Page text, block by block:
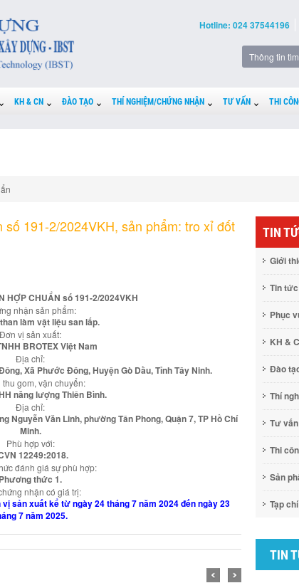
Hotline: 024 37544196
KH & CN ĐÀO TẠO THÍ NGHIỆM/CHỨNG NHẬN TƯ VẤN THI
191-2/2024VKH, sản phẩm: tro xỉ đốt
HỢP CHUẨN số 191-2/2024VKH
nhận sản phẩm:
làm vật liệu san lấp.
Đơn vị sản xuất:
BROTEX Việt Nam
Địa chỉ:
Xã Phước Đông, Huyện Gò Dầu, Tỉnh Tây Ninh.
gom, vận chuyển:
năng lượng Thiên Bình.
Địa chỉ:
Nguyễn Văn Linh, phường Tân Phong, Quận 7, TP Hồ Chí
Minh.
Phù hợp với:
12249:2018.
đánh giá sự phù hợp:
Phương thức 1.
nhận có giá trị:
sản xuất kể từ ngày 24 tháng 7 năm 2024 đến ngày 23
7 năm 2025.
TIN
Giới
Tin tức
Phục
KH &
Đào
Thí
Tư vấn
Thi
Sản
Tạp chí
TIN